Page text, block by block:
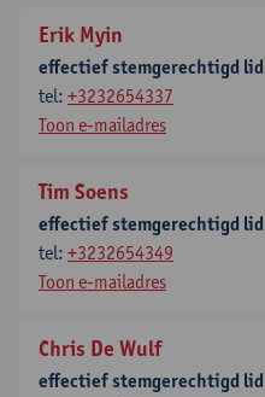
Erik Myin
effectief stemgerechtigd lid
tel: +3232654337
Toon e-mailadres
Tim Soens
effectief stemgerechtigd lid
tel: +3232654349
Toon e-mailadres
Chris De Wulf
effectief stemgerechtigd lid